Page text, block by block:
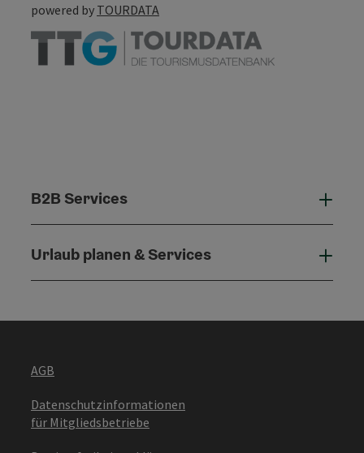
powered by TOURDATA
B2B Services
Urlaub planen & Services
AGB
Datenschutzinformationen
für Mitgliedsbetriebe